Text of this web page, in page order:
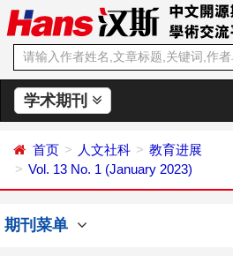
学术期刊
首页 人文社科
教育进展
Vol. 13 No. 1 (January 2023)
期刊菜单